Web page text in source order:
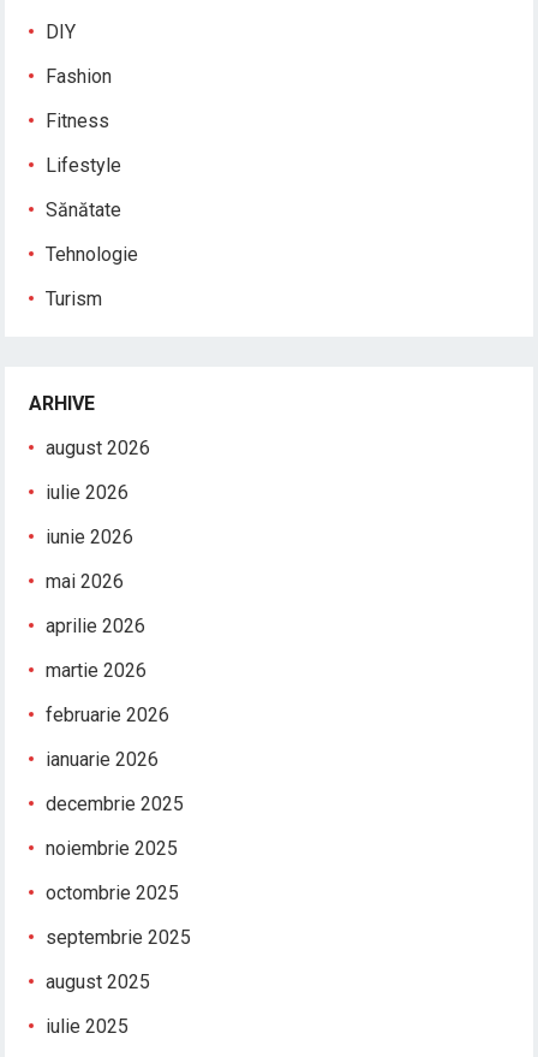
DIY
Fashion
Fitness
Lifestyle
Sănătate
Tehnologie
Turism
ARHIVE
august 2026
iulie 2026
iunie 2026
mai 2026
aprilie 2026
martie 2026
februarie 2026
ianuarie 2026
decembrie 2025
noiembrie 2025
octombrie 2025
septembrie 2025
august 2025
iulie 2025